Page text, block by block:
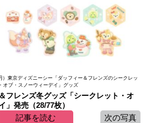
東京ディズニーシー「ダッフィー＆フレンズのシークレッ
オブ・スノーウィーデイ」グッズ
フレンズ冬グッズ「シークレット・オ
」発売（28/77枚）
記事を読む 次の写真